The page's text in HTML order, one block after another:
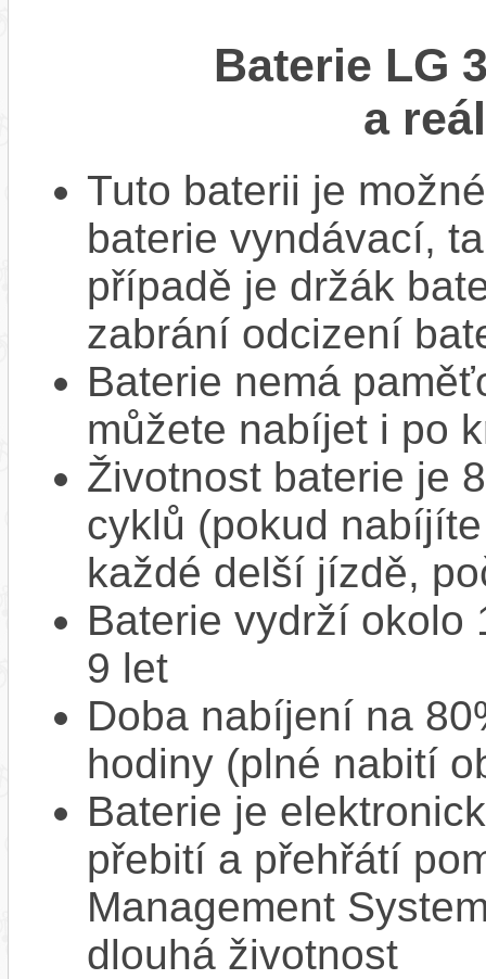
Baterie LG
a
Tuto baterii je
baterie vyndávací,
případě je držák
zabrání odcizení
Baterie nemá
můžete nabíjet i po
Životnost baterie je
cyklů (pokud
každé delší jízdě,
Baterie vydrží okolo
9 let
Doba nabíjení na
hodiny (plné nabití
Baterie je
přebití a přehřátí
Management
dlouhá životnost